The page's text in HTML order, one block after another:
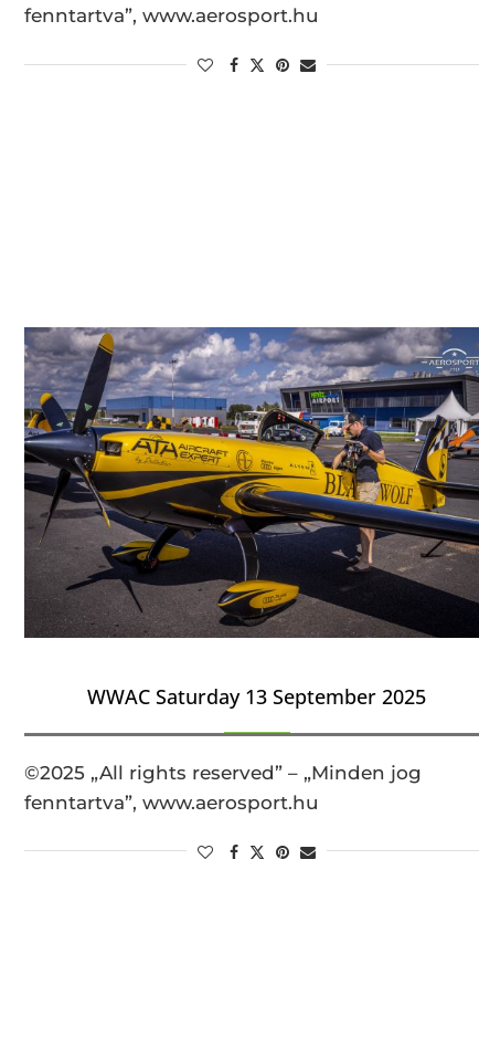
fenntartva”, www.aerosport.hu
WWAC Saturday 13 September 2025
©2025 „All rights reserved” – „Minden jog
fenntartva”, www.aerosport.hu